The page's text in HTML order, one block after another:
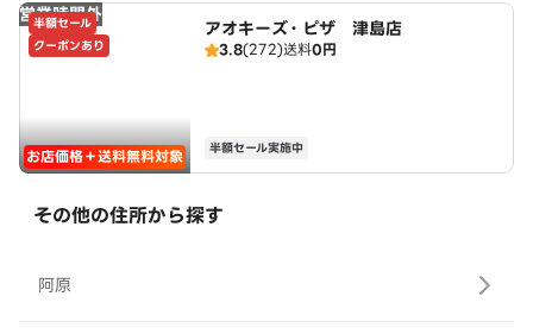
営業時間外
半額セール
クーポンあり
お店価格＋送料無料対象
アオキーズ・ピザ 津島店
3.8(272)送料0円
半額セール実施中
その他の住所から探す
阿原